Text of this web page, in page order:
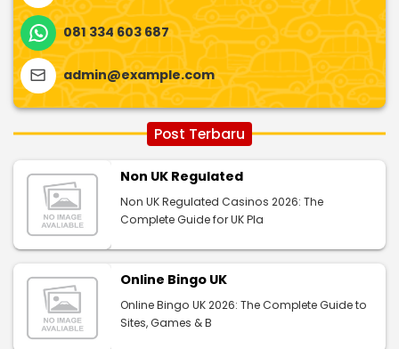
081 334 603 687
admin@example.com
Post Terbaru
Non UK Regulated
Non UK Regulated Casinos 2026: The
Complete Guide for UK Pla
Online Bingo UK
Online Bingo UK 2026: The Complete Guide to
Sites, Games & B